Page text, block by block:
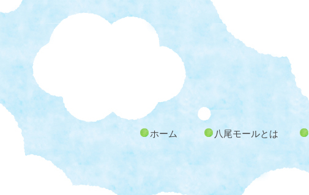
ホーム 八尾モールとは